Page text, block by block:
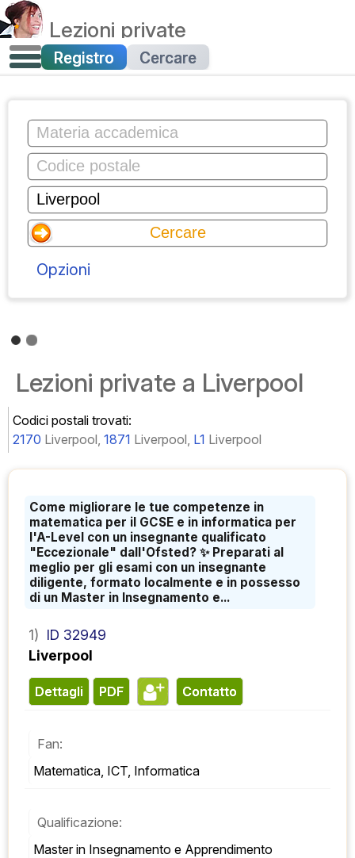
Lezioni private
Registro Cercare
Opzioni
Lezioni private a Liverpool
Codici postali trovati:
2170 Liverpool, 1871 Liverpool, L1 Liverpool
Come migliorare le tue competenze in
matematica per il GCSE e in informatica per
l'A-Level con un insegnante qualificato
"Eccezionale" dall'Ofsted? ✨ Preparati al
meglio per gli esami con un insegnante
diligente, formato localmente e in possesso
di un Master in Insegnamento e...
1) ID 32949
Liverpool
Dettagli PDF contatto
Fan:
Matematica, ICT, Informatica
Qualificazione:
Master in Insegnamento e Apprendimento